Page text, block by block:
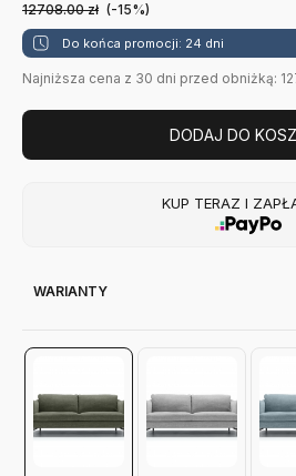
12708.00zł (-15%)
Do końca promocji: 24 dni
Najniższa cena z 30 dni przed obniżką:
DODAJ DO
KUP TERAZ I
WARIANTY